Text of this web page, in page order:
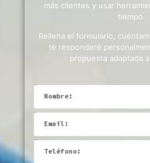
más clientes y usar
tiempo.
Rellena el formulario,
te responderé
propuesta adaptada